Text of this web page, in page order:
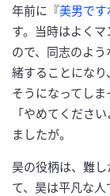
年前に『美男です
す。当時はよく
ので、同志のよ
緒することにな
そうになってし
「やめてくださ
ましたが。
昊の役柄は、難
て、昊は平凡な